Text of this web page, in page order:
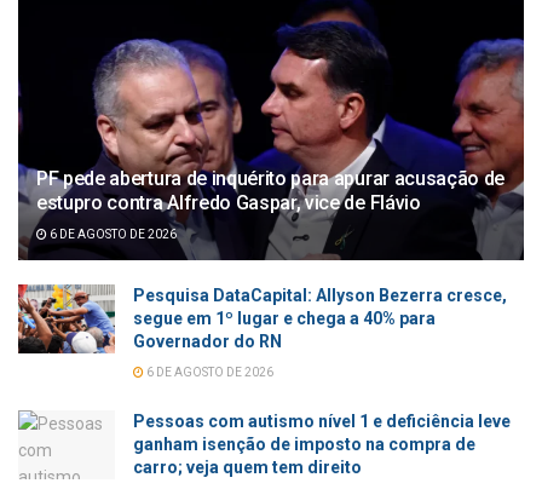
PF pede abertura de inquérito para apurar acusação de
estupro contra Alfredo Gaspar, vice de Flávio
6 DE AGOSTO DE 2026
Pesquisa DataCapital: Allyson Bezerra cresce,
segue em 1º lugar e chega a 40% para
Governador do RN
6 DE AGOSTO DE 2026
Pessoas com autismo nível 1 e deficiência leve
ganham isenção de imposto na compra de
carro; veja quem tem direito